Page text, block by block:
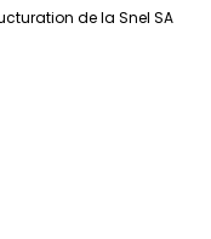
de la Snel SA